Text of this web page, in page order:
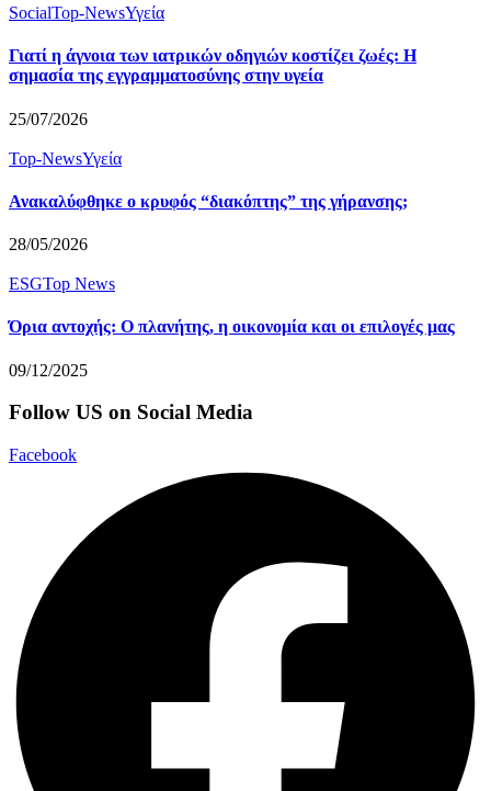
SocialTop-NewsΥγεία
Γιατί η άγνοια των ιατρικών οδηγιών κοστίζει ζωές: Η
σημασία της εγγραμματοσύνης στην υγεία
25/07/2026
Top-NewsΥγεία
Ανακαλύφθηκε ο κρυφός “διακόπτης” της γήρανσης;
28/05/2026
ESGTop News
Όρια αντοχής: Ο πλανήτης, η οικονομία και οι επιλογές μας
09/12/2025
Follow US on Social Media
Facebook